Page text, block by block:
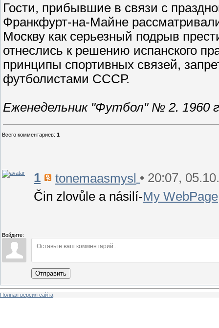
Гости, прибывшие в связи с
Франкфурт-на-Майне
Москву как серьезный подрыв
отнеслись к решению испанского
принципы спортивных связей,
футболистами СССР.
Еженедельник "Футбол" № 2. 1960
Всего комментариев: 1
1 tonemaasmysl • 20:07,
Čin zlovůle a násilí-My WebPage
Войдите:
Отправить
Полная версия сайта